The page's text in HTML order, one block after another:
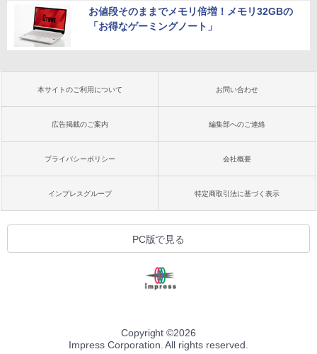
お値段そのままでメモリ倍増！メモリ32GBの
「お得なゲーミングノート」
本サイトのご利用について お問い合わせ
広告掲載のご案内 編集部へのご連絡
プライバシーポリシー 会社概要
インプレスグループ 特定商取引法に基づく表示
PC版で見る
Copyright ©2026
Impress Corporation. All rights reserved.